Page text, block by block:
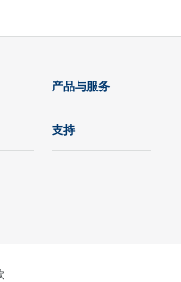
产品与服务
支持